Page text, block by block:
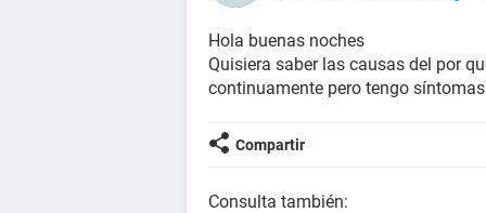
Hola buenas noches
Quisiera saber las causas del por
continuamente pero tengo
Compartir
Consulta también: